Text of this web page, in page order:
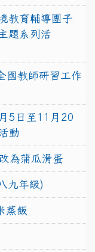
教育輔導團子
題系列活
國教師研習工作
5日至11月20
動
為蒲瓜滑蛋
九年級)
蒸飯